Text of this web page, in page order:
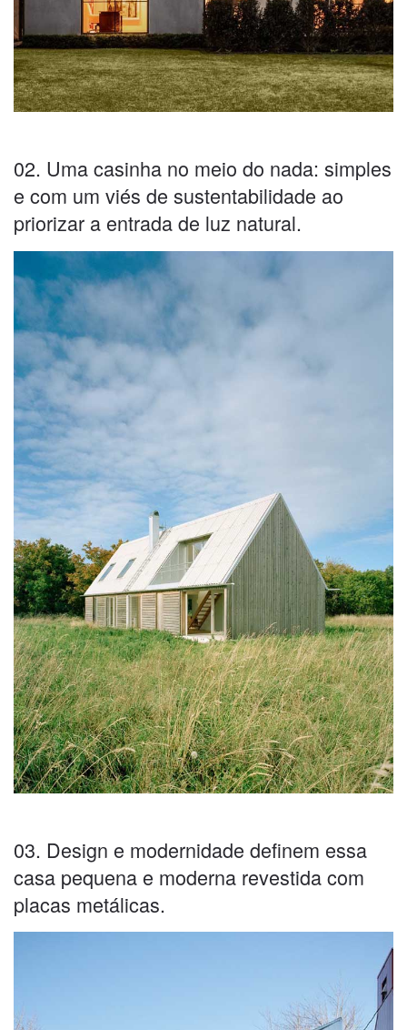
02. Uma casinha no meio do nada: simples
e com um viés de sustentabilidade ao
priorizar a entrada de luz natural.
03. Design e modernidade definem essa
casa pequena e moderna revestida com
placas metálicas.